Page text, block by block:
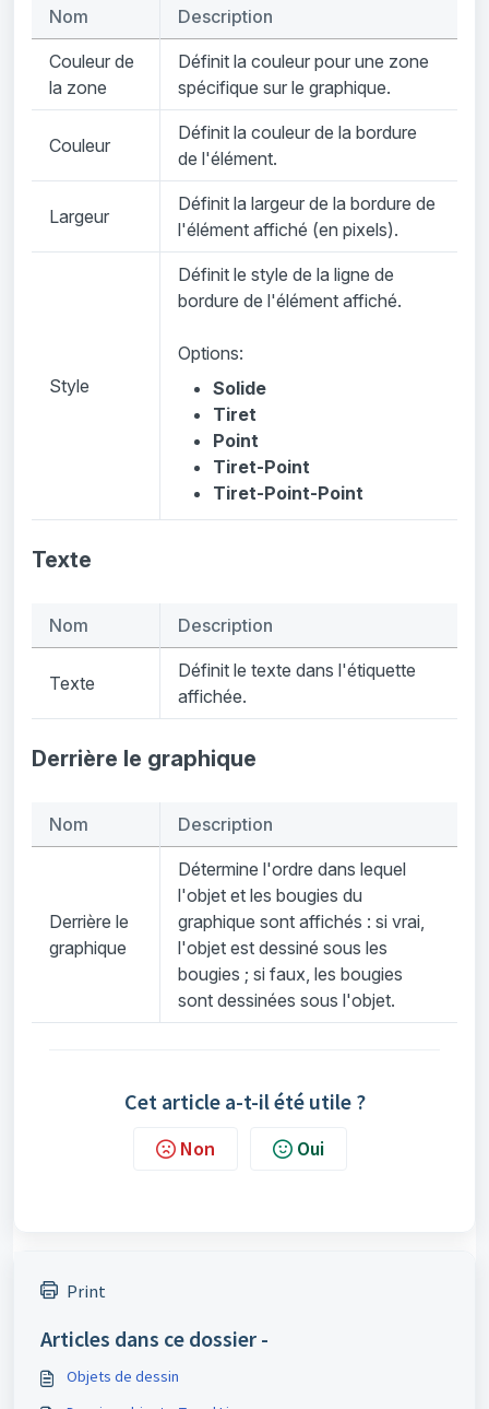
Nom Description
Couleur de
la zone
Définit la couleur pour une zone
spécifique sur le graphique.
Couleur
Définit la couleur de la bordure
de l'élément.
Largeur
Définit la largeur de la bordure de
l'élément affiché (en pixels).
Style
Définit le style de la ligne de
bordure de l'élément affiché.
Options:
Solide
Tiret
Point
Tiret-Point
Tiret-Point-Point
Texte
Nom Description
Texte
Définit le texte dans l'étiquette
affichée.
Derrière le graphique
Nom Description
Derrière le
graphique
Détermine l'ordre dans lequel
l'objet et les bougies du
graphique sont affichés : si vrai,
l'objet est dessiné sous les
bougies ; si faux, les bougies
sont dessinées sous l'objet.
Cet article a-t-il été utile ?
Non Oui
Print
Articles dans ce dossier -
Objets de dessin